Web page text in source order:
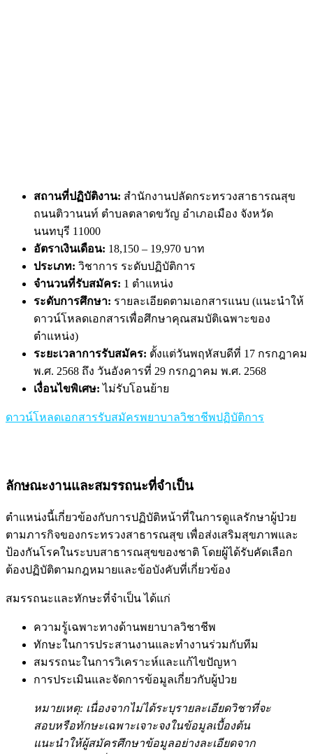
สถานที่ปฏิบัติงาน: สำนักงานปลัดกระทรวงสาธารณสุข
ถนนติวานนท์ ตำบลตลาดขวัญ อำเภอเมือง จังหวัด
นนทบุรี 11000
อัตราเงินเดือน: 18,150 – 19,970 บาท
ประเภท: วิชาการ ระดับปฏิบัติการ
จำนวนที่รับสมัคร: 1 ตำแหน่ง
ระดับการศึกษา: รายละเอียดตามเอกสารแนบ (แนะนำให้
ดาวน์โหลดเอกสารเพื่อศึกษาคุณสมบัติเฉพาะของ
ตำแหน่ง)
ระยะเวลาการรับสมัคร: ตั้งแต่วันพฤหัสบดีที่ 17 กรกฎาคม
พ.ศ. 2568 ถึง วันอังคารที่ 29 กรกฎาคม พ.ศ. 2568
เงื่อนไขพิเศษ: ไม่รับโอนย้าย
ดาวน์โหลดเอกสารรับสมัครพยาบาลวิชาชีพปฏิบัติการ
ลักษณะงานและสมรรถนะที่จำเป็น
ตำแหน่งนี้เกี่ยวข้องกับการปฏิบัติหน้าที่ในการดูแลรักษาผู้ป่วย
ตามภารกิจของกระทรวงสาธารณสุข เพื่อส่งเสริมสุขภาพและ
ป้องกันโรคในระบบสาธารณสุขของชาติ โดยผู้ได้รับคัดเลือก
ต้องปฏิบัติตามกฎหมายและข้อบังคับที่เกี่ยวข้อง
สมรรถนะและทักษะที่จำเป็น ได้แก่
ความรู้เฉพาะทางด้านพยาบาลวิชาชีพ
ทักษะในการประสานงานและทำงานร่วมกับทีม
สมรรถนะในการวิเคราะห์และแก้ไขปัญหา
การประเมินและจัดการข้อมูลเกี่ยวกับผู้ป่วย
หมายเหตุ: เนื่องจากไม่ได้ระบุรายละเอียดวิชาที่จะ
สอบหรือทักษะเฉพาะเจาะจงในข้อมูลเบื้องต้น
แนะนำให้ผู้สมัครศึกษาข้อมูลอย่างละเอียดจาก